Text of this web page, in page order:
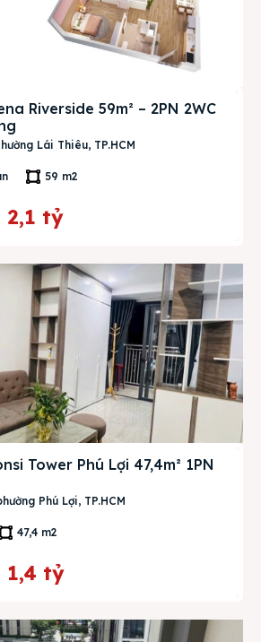
Riverside 59m² – 2PN 2WC
Lái Thiêu, TP.HCM
59 m2
2,1 tỷ
Tower Phú Lợi 47,4m² 1PN
Phú Lợi, TP.HCM
47,4 m2
1,4 tỷ